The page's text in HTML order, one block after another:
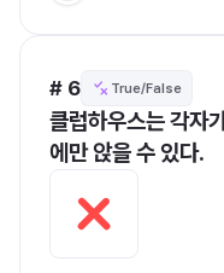
# 6 True/False
클럽하우스는 각자
에만 앉을 수 있다.